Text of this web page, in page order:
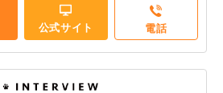
公式サイト 電話